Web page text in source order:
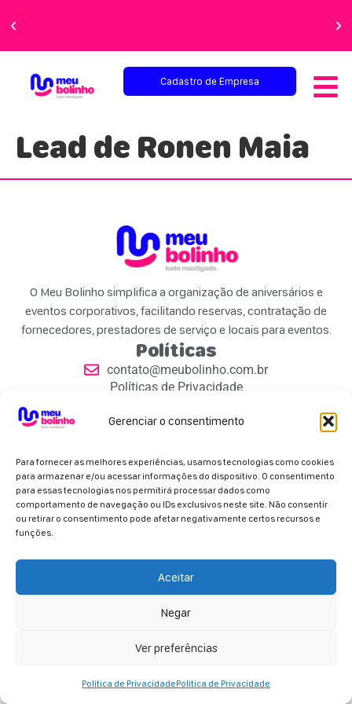
Gerenciar o consentimento
Para fornecer as melhores experiências, usamos tecnologias como cookies
para armazenar e/ou acessar informações do dispositivo. O consentimento
para essas tecnologias nos permitirá processar dados como
comportamento de navegação ou IDs exclusivos neste site. Não consentir
ou retirar o consentimento pode afetar negativamente certos recursos e
funções.
Aceitar
Negar
Ver preferências
Politica de PrivacidadePolitica de Privacidade
perfeita!
Cadastro de Empresa
Lead de Ronen Maia
O Meu Bolinho simplifica a organização de aniversários e
eventos corporativos, facilitando reservas, contratação de
fornecedores, prestadores de serviço e locais para eventos.
Políticas
contato@meubolinho.com.br
Políticas de Privacidade
Parceiros Oficiais
Copyright 2026 - Meu Bolinho. Todos os direitos